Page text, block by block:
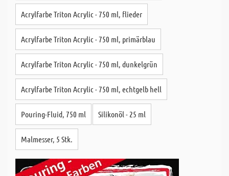
Acrylfarbe Triton Acrylic - 750 ml, flieder
Acrylfarbe Triton Acrylic - 750 ml, primärblau
Acrylfarbe Triton Acrylic - 750 ml, dunkelgrün
Acrylfarbe Triton Acrylic - 750 ml, echtgelb hell
Pouring-Fluid, 750 ml Silikonöl - 25 ml
Malmesser, 5 Stk.